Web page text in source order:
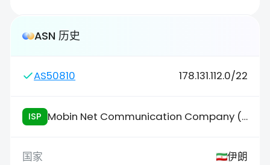
ASN 历史
AS50810 178.131.112.0/22
ISP Mobin Net Communication Company (Private Joint Stock)
伊朗